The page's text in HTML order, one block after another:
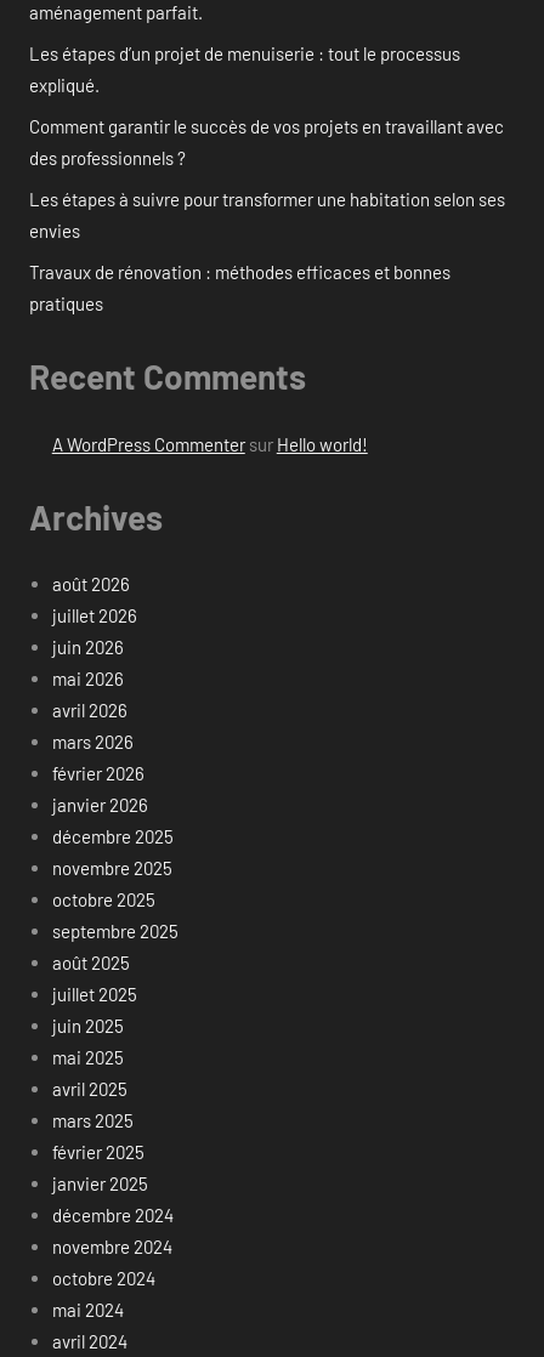
aménagement parfait.
Les étapes d’un projet de menuiserie : tout le processus
expliqué.
Comment garantir le succès de vos projets en travaillant avec
des professionnels ?
Les étapes à suivre pour transformer une habitation selon ses
envies
Travaux de rénovation : méthodes efficaces et bonnes
pratiques
Recent Comments
A WordPress Commentersur Hello world!
Archives
août 2026
juillet 2026
juin 2026
mai 2026
avril 2026
mars 2026
février 2026
janvier 2026
décembre 2025
novembre 2025
octobre 2025
septembre 2025
août 2025
juillet 2025
juin 2025
mai 2025
avril 2025
mars 2025
février 2025
janvier 2025
décembre 2024
novembre 2024
octobre 2024
mai 2024
avril 2024